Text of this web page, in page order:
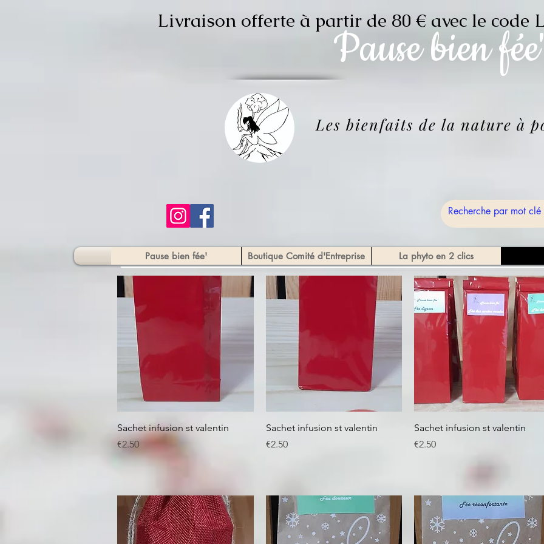
Pausebien fée'
Livraison offerte à partir de 80 € avec le code
Les bienfaits de la nature à
Pause bien fée' Boutique Comité d'Entreprise La phyto en 2 clics
Quick View
Sachet infusion st valentin
Price
€2.50
Quick View
Sachet infusion st valentin
Price
€2.50
Quick View
Sachet infusion st valentin
Price
€2.50